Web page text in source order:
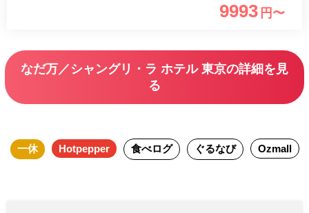
素敵な人とのお食事、家族団らんでのお
カウンターでのご案内でございます。
テーブル席をご希望の際はコメント欄に
190年を超える日本食の高級老舗料亭で
9993 円〜
なだ万／シャングリ・ラ ホテル 東京の詳細を見
る
一休 Hotpepper 食べログ ぐるなび Ozmall